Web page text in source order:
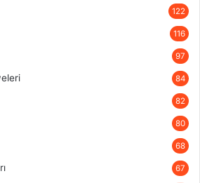
122
116
97
84
82
80
68
67